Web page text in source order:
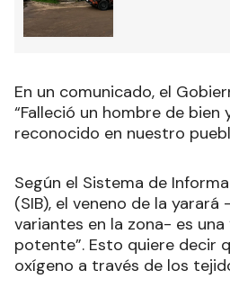
En un comunicado, el
“Falleció un hombre de bien
reconocido en nuestro
Según el Sistema de
(SIB), el veneno de la
variantes en la zona- es una
potente”. Esto quiere decir
oxígeno a través de los